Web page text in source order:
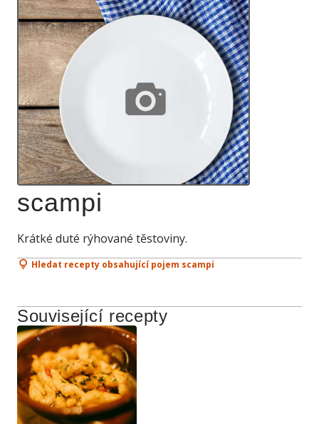
scampi
Krátké duté rýhované těstoviny.
Hledat recepty obsahující pojem scampi
Související recepty